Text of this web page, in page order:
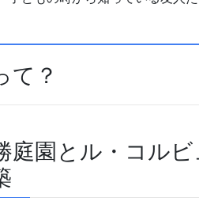
て？
庭園とル・コル